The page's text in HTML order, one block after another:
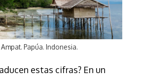
Papúa. Indonesia.
estas cifras? En un